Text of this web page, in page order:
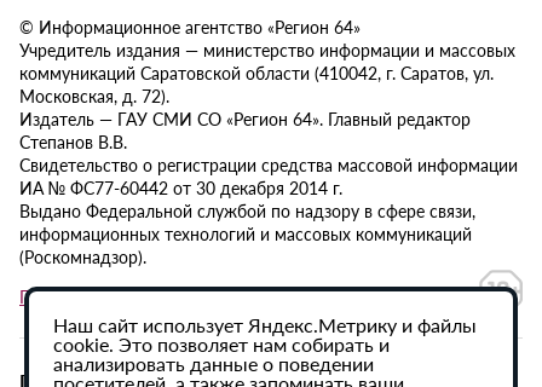
© Информационное агентство «Регион 64»
Учредитель издания — министерство информации и массовых
коммуникаций Саратовской области (410042, г. Саратов, ул.
Московская, д. 72).
Издатель — ГАУ СМИ СО «Регион 64». Главный редактор
Степанов В.В.
Свидетельство о регистрации средства массовой информации
ИА № ФС77-60442 от 30 декабря 2014 г.
Выдано Федеральной службой по надзору в сфере связи,
информационных технологий и массовых коммуникаций
(Роскомнадзор).
Политика в отношении обработки персональных данных
При использовании материалов сайта активная
Наш сайт использует Яндекс.Метрику и файлы
cookie. Это позволяет нам собирать и
анализировать данные о поведении